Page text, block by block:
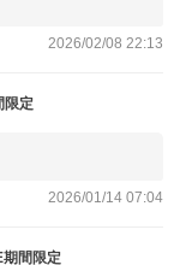
2026/02/08 22:13
限定
2026/01/14 07:04
期間限定